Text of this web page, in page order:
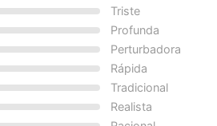
Triste
Profunda
Perturbadora
Rápida
Tradicional
Realista